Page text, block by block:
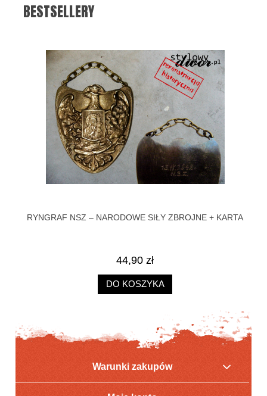
BESTSELLERY
RYNGRAF NSZ – NARODOWE SIŁY ZBROJNE + KARTA
44,90 zł
DO KOSZYKA
Warunki zakupów